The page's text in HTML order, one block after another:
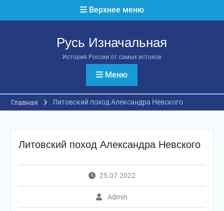
Верхнее меню
Русь Изначальная
История России от самых истоков
Меню
Главная Литовский поход Александра Невского
Литовский поход Александра Невского
25.07.2022
Admin